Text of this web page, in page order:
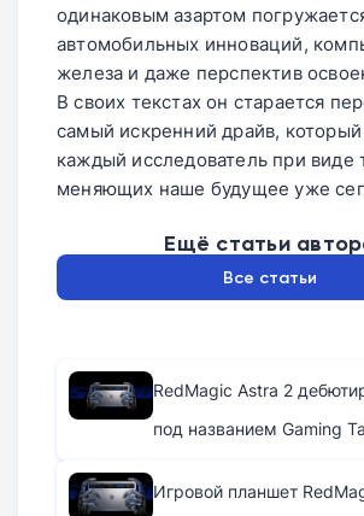
одинаковым азартом
автомобильных инноваций,
железа и даже перспектив
В своих текстах он старается
самый искренний драйв,
каждый исследователь при виде
меняющих наше будущее уже
Ещё статьи
Все статьи
RedMagic Astra 2
под названием Gaming
Игровой планшет